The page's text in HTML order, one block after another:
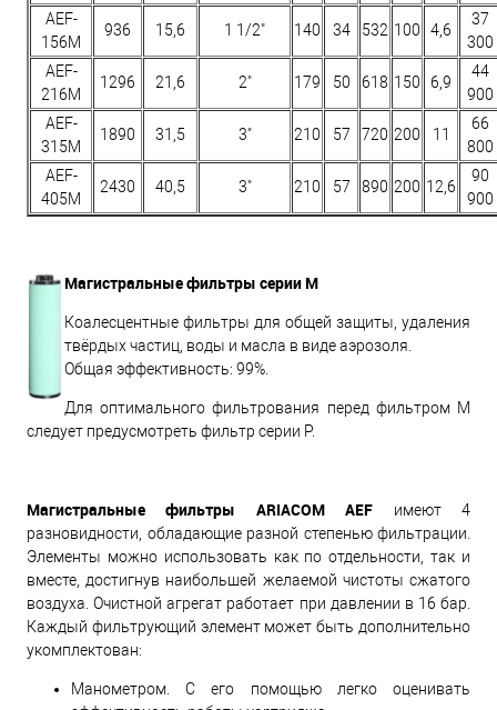
AEF-
156M
936 15,6 1 1/2" 140 34 532 100 4,6
37
300
AEF-
216M
1296 21,6 2" 179 50 618 150 6,9
44
900
AEF-
315M
1890 31,5 3" 210 57 720 200 11
66
800
AEF-
405M
2430 40,5 3" 210 57 890 200 12,6
90
900
Магистральные фильтры серии M
Коалесцентные фильтры для общей защиты, удаления
твёрдых частиц, воды и масла в виде аэрозоля.
Общая эффективность: 99%.
Для оптимального фильтрования перед фильтром M
следует предусмотреть фильтр серии P.
Магистральные фильтры ARIACOM AEF имеют 4
разновидности, обладающие разной степенью фильтрации.
Элементы можно использовать как по отдельности, так и
вместе, достигнув наибольшей желаемой чистоты сжатого
воздуха. Очистной агрегат работает при давлении в 16 бар.
Каждый фильтрующий элемент может быть дополнительно
укомплектован:
Манометром. С его помощью легко оценивать